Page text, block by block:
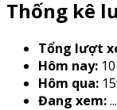
Thống kê
Tổng lượt
Hôm nay:
Hôm qua:
Đang xem:...